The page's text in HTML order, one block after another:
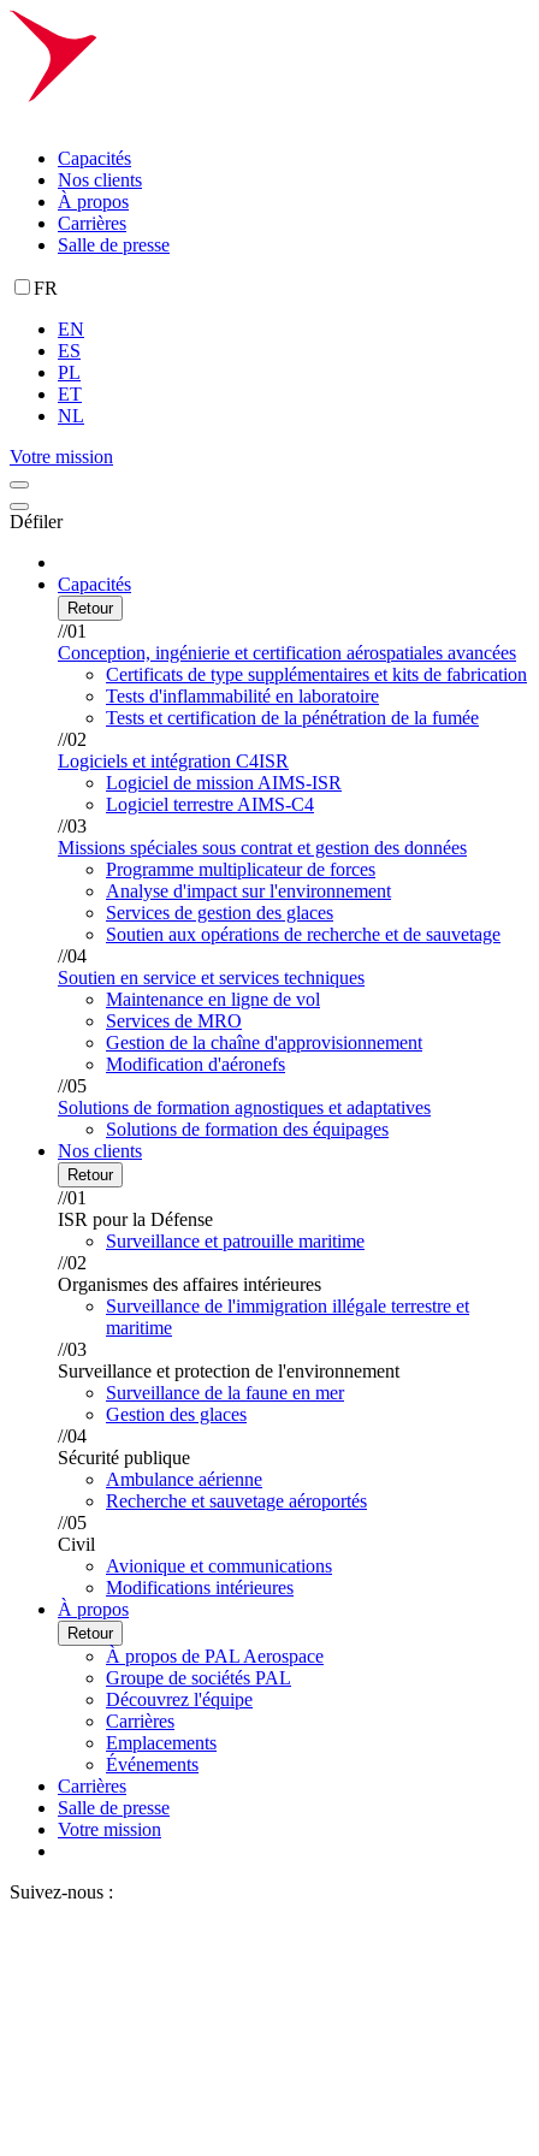
Capacités
Nos clients
À propos
Carrières
Salle de presse
FR
EN
ES
PL
ET
NL
Votre mission
Défiler
Capacités
Retour
//01
Conception, ingénierie et certification aérospatiales avancées
Certificats de type supplémentaires et kits de fabrication
Tests d'inflammabilité en laboratoire
Tests et certification de la pénétration de la fumée
//02
Logiciels et intégration C4ISR
Logiciel de mission AIMS-ISR
Logiciel terrestre AIMS-C4
//03
Missions spéciales sous contrat et gestion des données
Programme multiplicateur de forces
Analyse d'impact sur l'environnement
Services de gestion des glaces
Soutien aux opérations de recherche et de sauvetage
//04
Soutien en service et services techniques
Maintenance en ligne de vol
Services de MRO
Gestion de la chaîne d'approvisionnement
Modification d'aéronefs
//05
Solutions de formation agnostiques et adaptatives
Solutions de formation des équipages
Nos clients
Retour
//01
ISR pour la Défense
Surveillance et patrouille maritime
//02
Organismes des affaires intérieures
Surveillance de l'immigration illégale terrestre et
maritime
//03
Surveillance et protection de l'environnement
Surveillance de la faune en mer
Gestion des glaces
//04
Sécurité publique
Ambulance aérienne
Recherche et sauvetage aéroportés
//05
Civil
Avionique et communications
Modifications intérieures
À propos
Retour
À propos de PAL Aerospace
Groupe de sociétés PAL
Découvrez l'équipe
Carrières
Emplacements
Événements
Carrières
Salle de presse
Votre mission
Suivez-nous :